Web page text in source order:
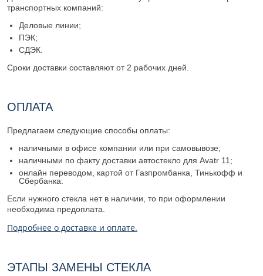
транспортных компаний:
Деловые линии;
ПЭК;
СДЭК.
Сроки доставки составляют от 2 рабочих дней.
ОПЛАТА
Предлагаем следующие способы оплаты:
наличными в офисе компании или при самовывозе;
наличными по факту доставки автостекло для Avatr 11;
онлайн переводом, картой от Газпромбанка, Тинькофф и
Сбербанка.
Если нужного стекла нет в наличии, то при оформлении
необходима предоплата.
Подробнее о доставке и оплате.
ЭТАПЫ ЗАМЕНЫ СТЕКЛА